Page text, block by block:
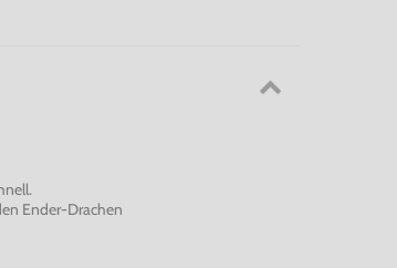
Ender-Drachen